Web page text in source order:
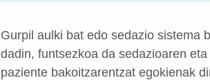
Gurpil aulki bat edo sedazio sistema
dadin, funtsezkoa da sedazioaren
paziente bakoitzarentzat egokienak